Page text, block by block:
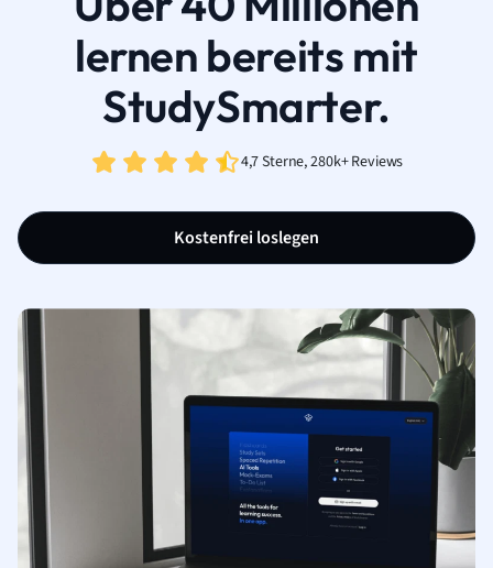
lernen bereits mit
StudySmarter.
4,7 Sterne, 280k+ Reviews
Kostenfrei loslegen